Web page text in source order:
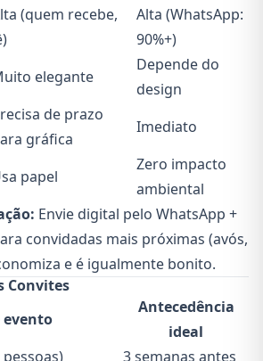
(quem recebe,
Alta (WhatsApp:
90%+)
elegante
Depende do
design
de prazo
gráfica
Imediato
papel
Zero impacto
ambiental
Envie digital pelo WhatsApp +
convidadas mais próximas (avós,
e é igualmente bonito.
Convites
evento
Antecedência
ideal
3 semanas antes